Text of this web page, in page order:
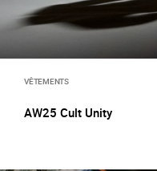
VÊTEMENTS
AW25 Cult Unity